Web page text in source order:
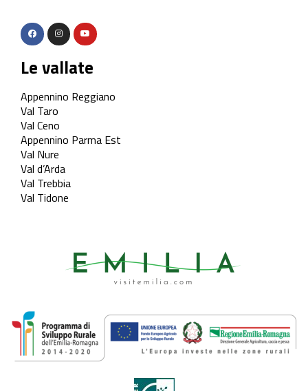
Le vallate
Appennino Reggiano
Val Taro
Val Ceno
Appennino Parma Est
Val Nure
Val d’Arda
Val Trebbia
Val Tidone